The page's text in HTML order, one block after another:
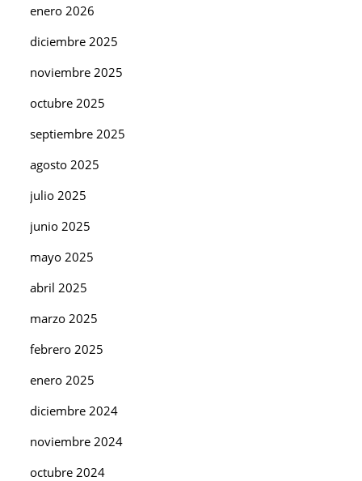
enero 2026
diciembre 2025
noviembre 2025
octubre 2025
septiembre 2025
agosto 2025
julio 2025
junio 2025
mayo 2025
abril 2025
marzo 2025
febrero 2025
enero 2025
diciembre 2024
noviembre 2024
octubre 2024